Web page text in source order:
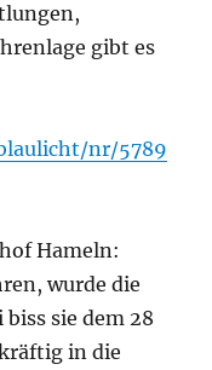
gibt es
nr/5789
Hameln:
wurde die
biss sie dem 28
in die